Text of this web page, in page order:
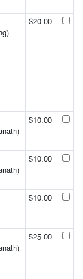
$20.00
$10.00
$10.00
$10.00
$25.00